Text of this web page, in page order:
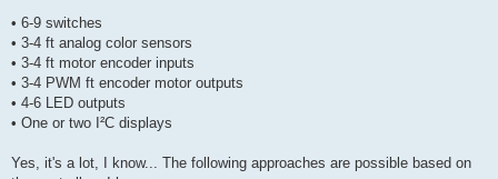
• 6-9 switches
• 3-4 ft analog color sensors
• 3-4 ft motor encoder inputs
• 3-4 PWM ft encoder motor outputs
• 4-6 LED outputs
• One or two I²C displays
Yes, it's a lot, I know... The following approaches are possible based on